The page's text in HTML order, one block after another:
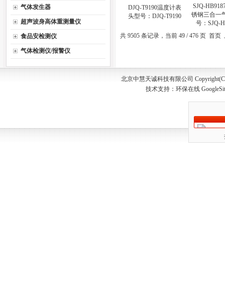
气体发生器
超声波身高体重测量仪
食品安检测仪
气体检测仪/报警仪
DJQ-T9190温度计表
头型号：DJQ-T9190
SJQ-
锈钢三合一
号：SJQ-
共 9505 条记录，当前 49 / 476 页 首页
北京中慧天诚科技有限公司
技术支持： 环保在线